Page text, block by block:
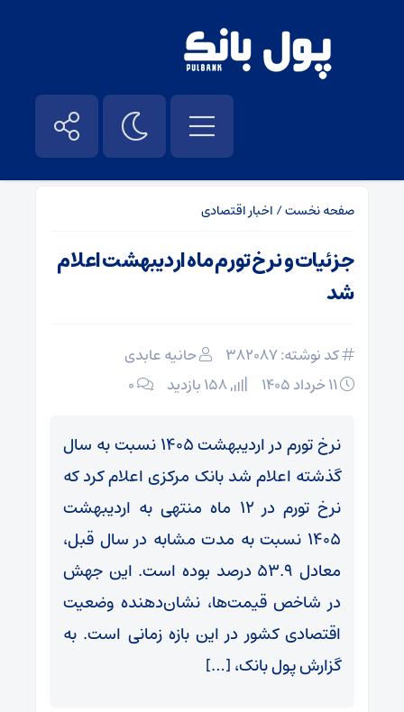
صفحه نخست/ اخبار اقتصادی
جزئیات و نرخ تورم ماه اردیبهشت اعلام
شد
کد نوشته: 382087
حانیه عابدی
۰
نرخ تورم در اردیبهشت 1405 نسبت به سال
گذشته اعلام شد بانک مرکزی اعلام کرد که
نرخ تورم در ۱۲ ماه منتهی به اردیبهشت
1405 نسبت به مدت مشابه در سال قبل،
معادل 53.9 درصد بوده است. این جهش
در شاخص قیمت‌ها، نشان‌دهنده وضعیت
اقتصادی کشور در این بازه زمانی است. به
گزارش پول بانک، […]